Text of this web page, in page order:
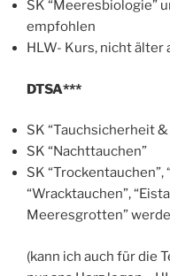
SK “Meeresbiologie”
empfohlen
HLW- Kurs, nicht älter
DTSA***
SK “Tauchsicherheit
SK “Nachttauchen”
SK
“Wracktauchen”,
Meeresgrotten”
(kann ich auch für die